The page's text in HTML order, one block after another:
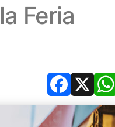
Feria
Facebook
X